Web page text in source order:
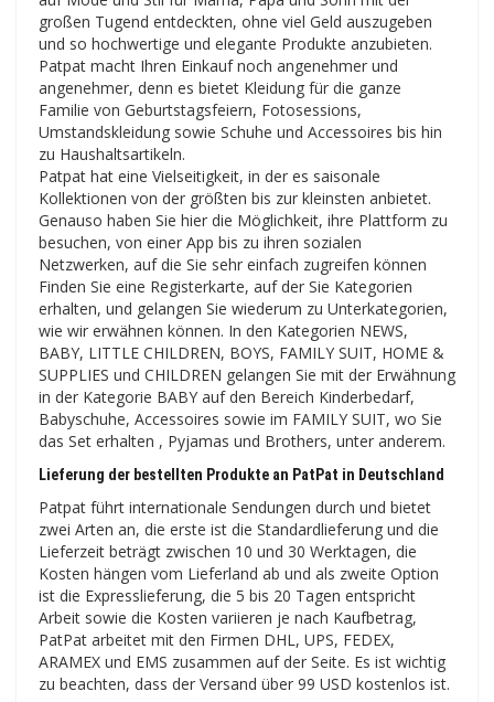
großen Tugend entdeckten, ohne viel Geld auszugeben
und so hochwertige und elegante Produkte anzubieten.
Patpat macht Ihren Einkauf noch angenehmer und
angenehmer, denn es bietet Kleidung für die ganze
Familie von Geburtstagsfeiern, Fotosessions,
Umstandskleidung sowie Schuhe und Accessoires bis hin
zu Haushaltsartikeln.
Patpat hat eine Vielseitigkeit, in der es saisonale
Kollektionen von der größten bis zur kleinsten anbietet.
Genauso haben Sie hier die Möglichkeit, ihre Plattform zu
besuchen, von einer App bis zu ihren sozialen
Netzwerken, auf die Sie sehr einfach zugreifen können
Finden Sie eine Registerkarte, auf der Sie Kategorien
erhalten, und gelangen Sie wiederum zu Unterkategorien,
wie wir erwähnen können. In den Kategorien NEWS,
BABY, LITTLE CHILDREN, BOYS, FAMILY SUIT, HOME &
SUPPLIES und CHILDREN gelangen Sie mit der Erwähnung
in der Kategorie BABY auf den Bereich Kinderbedarf,
Babyschuhe, Accessoires sowie im FAMILY SUIT, wo Sie
das Set erhalten , Pyjamas und Brothers, unter anderem.
Lieferung der bestellten Produkte an PatPat in Deutschland
Patpat führt internationale Sendungen durch und bietet
zwei Arten an, die erste ist die Standardlieferung und die
Lieferzeit beträgt zwischen 10 und 30 Werktagen, die
Kosten hängen vom Lieferland ab und als zweite Option
ist die Expresslieferung, die 5 bis 20 Tagen entspricht
Arbeit sowie die Kosten variieren je nach Kaufbetrag,
PatPat arbeitet mit den Firmen DHL, UPS, FEDEX,
ARAMEX und EMS zusammen auf der Seite. Es ist wichtig
zu beachten, dass der Versand über 99 USD kostenlos ist.